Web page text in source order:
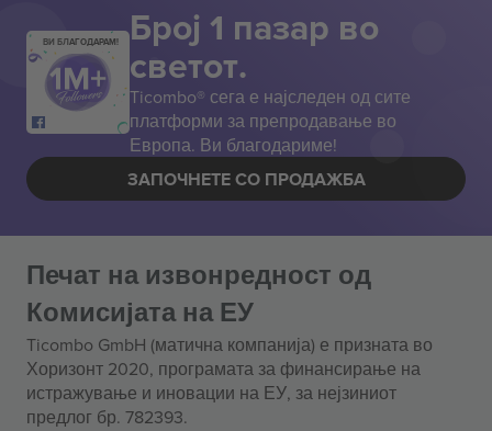
ВИ БЛАГОДАРАМ! Број 1 пазар во
светот.
Ticombo® сега е најследен од сите
платформи за препродавање во
Европа. Ви благодариме!
ЗАПОЧНЕТЕ СО ПРОДАЖБА
Печат на извонредност од
Комисијата на ЕУ
Ticombo GmbH (матична компанија) е призната во
Хоризонт 2020, програмата за финансирање на
истражување и иновации на ЕУ, за нејзиниот
предлог бр. 782393.